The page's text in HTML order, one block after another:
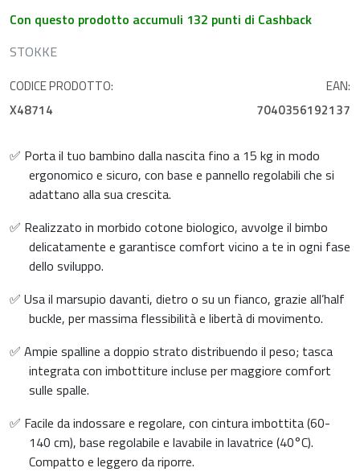
Con questo prodotto accumuli 132 punti di Cashback
STOKKE
CODICE PRODOTTO:
X48714
EAN:
7040356192137
✅ Porta il tuo bambino dalla nascita fino a 15 kg in modo
ergonomico e sicuro, con base e pannello regolabili che si
adattano alla sua crescita.
✅ Realizzato in morbido cotone biologico, avvolge il bimbo
delicatamente e garantisce comfort vicino a te in ogni fase
dello sviluppo.
✅ Usa il marsupio davanti, dietro o su un fianco, grazie all’half
buckle, per massima flessibilità e libertà di movimento.
✅ Ampie spalline a doppio strato distribuendo il peso; tasca
integrata con imbottiture incluse per maggiore comfort
sulle spalle.
✅ Facile da indossare e regolare, con cintura imbottita (60-
140 cm), base regolabile e lavabile in lavatrice (40°C).
Compatto e leggero da riporre.